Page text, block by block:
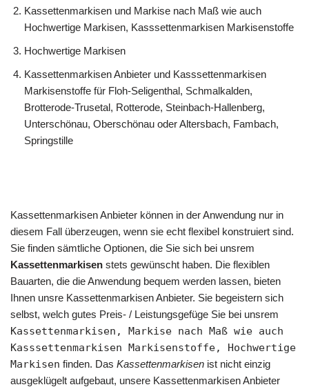
Kassettenmarkisen und Markise nach Maß wie auch
Hochwertige Markisen, Kasssettenmarkisen Markisenstoffe
Hochwertige Markisen
Kassettenmarkisen Anbieter und Kasssettenmarkisen
Markisenstoffe für Floh-Seligenthal, Schmalkalden,
Brotterode-Trusetal, Rotterode, Steinbach-Hallenberg,
Unterschönau, Oberschönau oder Altersbach, Fambach,
Springstille
Kassettenmarkisen Anbieter können in der Anwendung nur in
diesem Fall überzeugen, wenn sie echt flexibel konstruiert sind.
Sie finden sämtliche Optionen, die Sie sich bei unsrem
Kassettenmarkisen stets gewünscht haben. Die flexiblen
Bauarten, die die Anwendung bequem werden lassen, bieten
Ihnen unsre Kassettenmarkisen Anbieter. Sie begeistern sich
selbst, welch gutes Preis- / Leistungsgefüge Sie bei unsrem
Kassettenmarkisen, Markise nach Maß wie auch
Kasssettenmarkisen Markisenstoffe, Hochwertige
Markisen finden. Das Kassettenmarkisen ist nicht einzig
ausgeklügelt aufgebaut, unsere Kassettenmarkisen Anbieter